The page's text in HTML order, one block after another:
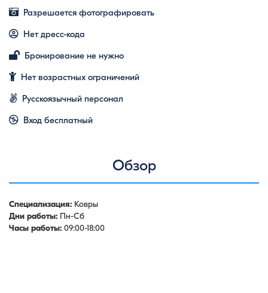
Разрешается фотографировать
Нет дресс-кода
Бронирование не нужно
Нет возрастных ограничений
Русскоязычный персонал
Вход бесплатный
Обзор
Специализация: Ковры
Дни работы: Пн-Сб
Часы работы: 09:00-18:00